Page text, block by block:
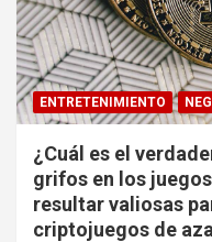
ENTRETENIMIENTO
¿Cuál es el
grifos en los
resultar valiosas
criptojuegos de